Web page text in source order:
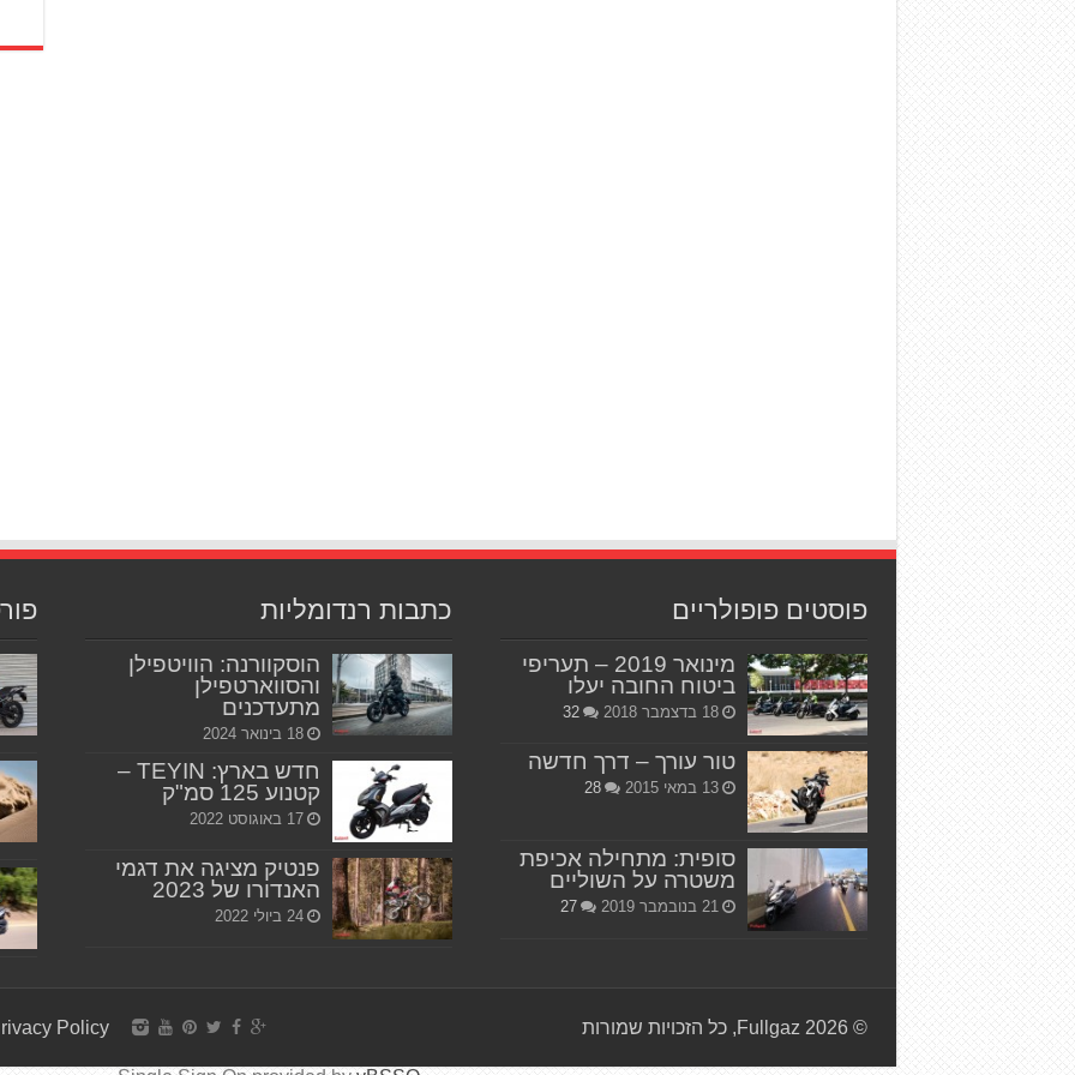
פוסטים פופולריים
מינואר 2019 – תעריפי
ביטוח החובה יעלו
18 בדצמבר 2018 32
טור עורך – דרך חדשה
13 במאי 2015 28
סופית: מתחילה אכיפת
משטרה על השוליים
21 בנובמבר 2019 27
כתבות רנדומליות
הוסקוורנה: הוויטפילן
והסווארטפילן
מתעדכנים
18 בינואר 2024
חדש בארץ: TEYIN –
קטנוע 125 סמ"ק
17 באוגוסט 2022
פנטיק מציגה את דגמי
האנדורו של 2023
24 ביולי 2022
Policy © Fullgaz 2026, כל הזכויות שמורות